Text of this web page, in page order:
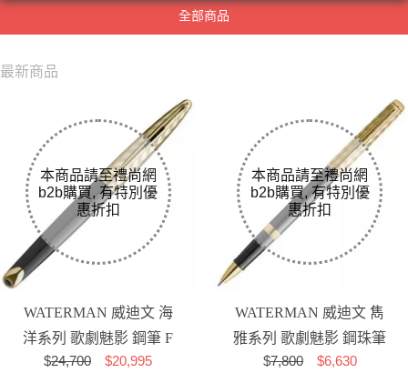
全部商品
最新商品
WATERMAN 威迪文 海
洋系列 歌劇魅影 鋼筆 F
尖
$24,700 $20,995
WATERMAN 威迪文 雋
雅系列 歌劇魅影 鋼珠筆
$7,800$6,630